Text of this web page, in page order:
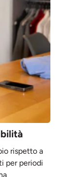
rispetto a
per periodi